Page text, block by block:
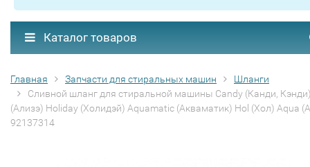
Каталог товаров
Главная Запчасти для стиральных машин
Шланги
Сливной шланг для стиральной машины Candy (Канди,
(Ализэ) Holiday (Холидэй) Aquamatic (Акваматик) Hol (Хол) Aqua
92137314